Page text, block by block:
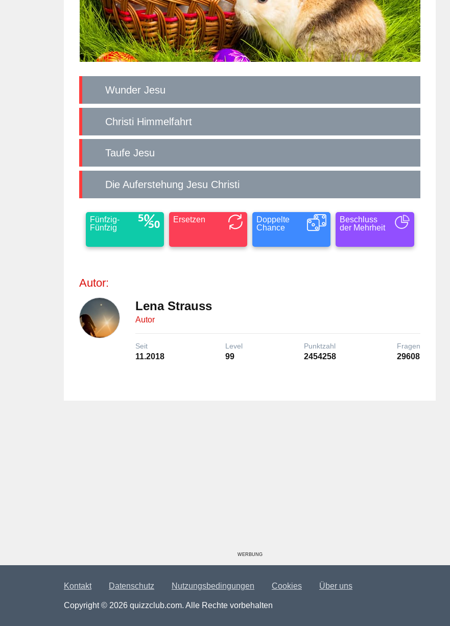
Wunder Jesu
Christi Himmelfahrt
Taufe Jesu
Die Auferstehung Jesu Christi
Fünfzig-
Fünfzig
Ersetzen
Doppelte
Chance
Beschluss
der Mehrheit
Autor:
Lena Strauss
Autor
Seit
11.2018
Level
99
Punktzahl
2454258
Fragen
29608
WERBUNG
Kontakt Datenschutz Nutzungsbedingungen Cookies Über uns
Copyright © 2026 quizzclub.com. Alle Rechte vorbehalten